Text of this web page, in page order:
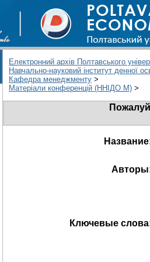
Електронний архів Полтавського
Навчально-науковий інститут денної
Кафедра менеджменту >
Матеріали конференцій (ННІДО М) >
Ключевые